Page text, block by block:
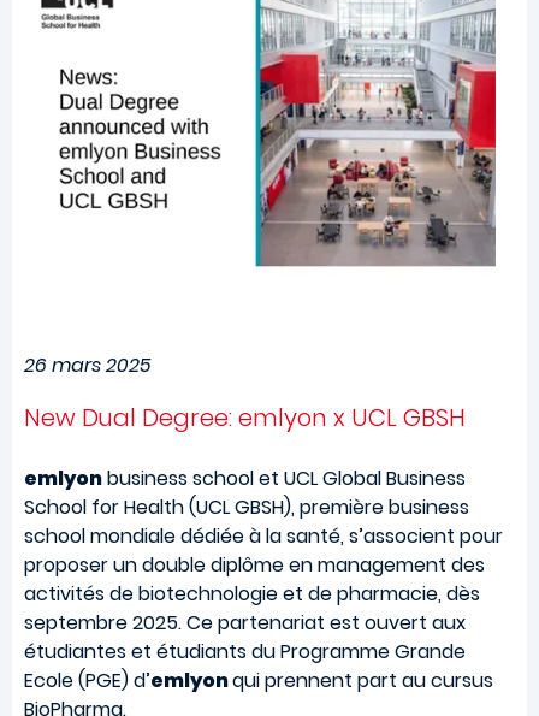
26 mars 2025
New Dual Degree: emlyon x UCL GBSH
emlyonbusiness school et UCL Global Business
School for Health (UCL GBSH), première business
school mondiale dédiée à la santé, s’associent pour
proposer un double diplôme en management des
activités de biotechnologie et de pharmacie, dès
septembre 2025. Ce partenariat est ouvert aux
étudiantes et étudiants du Programme Grande
Ecole (PGE) d’emlyonqui prennent part au cursus
BioPharma.